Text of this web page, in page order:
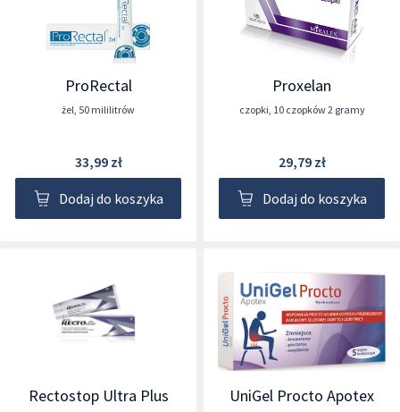
ProRectal
żel, 50 mililitrów
33,99 zł
Dodaj do koszyka
Proxelan
czopki, 10 czopków 2 gramy
29,79 zł
Dodaj do koszyka
Rectostop Ultra Plus UniGel Procto Apotex